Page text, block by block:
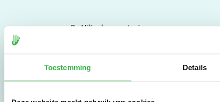
Toestemming Details
De Milieubarometer is
vertaalt de groeiende